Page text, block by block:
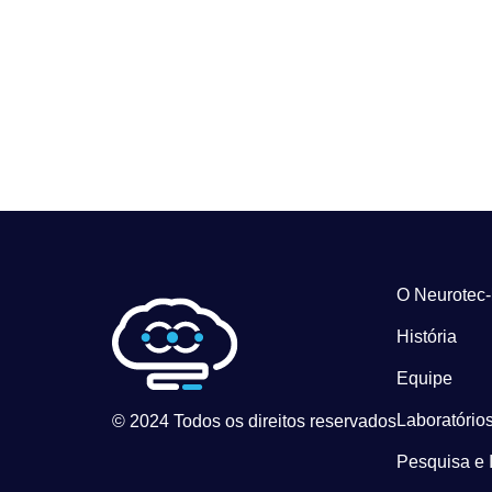
© 2024 Todos os direitos reservados
O
História
Equipe
Pesquisa e